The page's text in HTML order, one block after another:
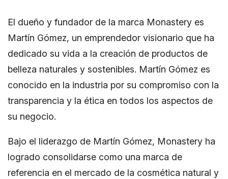
El dueño y fundador de la marca Monastery es
Martín Gómez, un emprendedor visionario que ha
dedicado su vida a la creación de productos de
belleza naturales y sostenibles. Martín Gómez es
conocido en la industria por su compromiso con la
transparencia y la ética en todos los aspectos de
su negocio.
Bajo el liderazgo de Martín Gómez, Monastery ha
logrado consolidarse como una marca de
referencia en el mercado de la cosmética natural y